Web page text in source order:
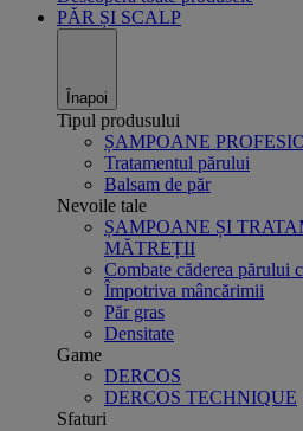
PĂR ȘI SCALP
Înapoi
Tipul produsului
ȘAMPOANE
Tratamentul părului
Balsam de păr
Nevoile tale
ȘAMPOANE ȘI
MĂTREȚII
Combate căderea părului
Împotriva mâncărimii
Păr gras
Densitate
Game
DERCOS
DERCOS TECHNIQUE
Sfaturi